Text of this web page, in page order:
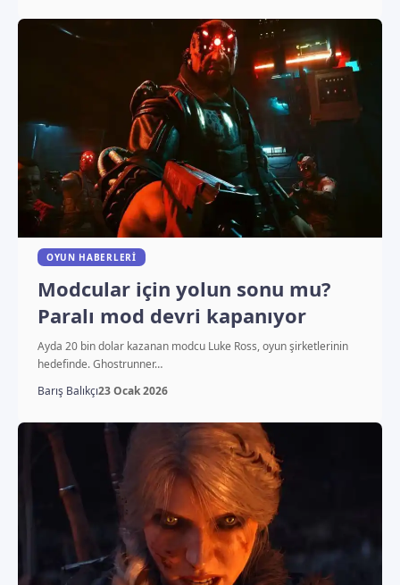
OYUN HABERLERI
Modcular için yolun sonu mu?
Paralı mod devri kapanıyor
Ayda 20 bin dolar kazanan modcu Luke Ross, oyun şirketlerinin
hedefinde. Ghostrunner…
Barış Balıkçı23 Ocak 2026